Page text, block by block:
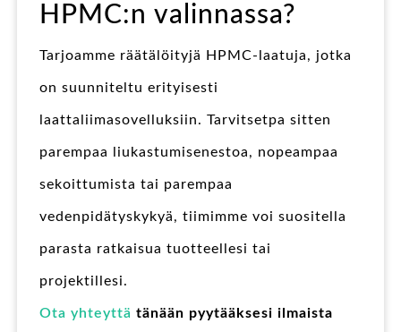
HPMC:n valinnassa?
Tarjoamme räätälöityjä HPMC-laatuja, jotka
on suunniteltu erityisesti
laattaliimasovelluksiin. Tarvitsetpa sitten
parempaa liukastumisenestoa, nopeampaa
sekoittumista tai parempaa
vedenpidätyskykyä, tiimimme voi suositella
parasta ratkaisua tuotteellesi tai
projektillesi.
Ota yhteyttä tänään pyytääksesi ilmaista